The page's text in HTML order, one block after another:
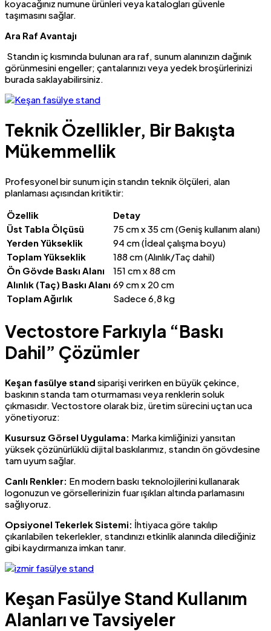
koyacağınız numune ürünleri veya katalogları güvenle
taşımasını sağlar.
Ara Raf Avantajı
Standın iç kısmında bulunan ara raf, sunum alanınızın dağınık
görünmesini engeller; çantalarınızı veya yedek broşürlerinizi
burada saklayabilirsiniz.
Teknik Özellikler, Bir Bakışta
Mükemmellik
Profesyonel bir sunum için standın teknik ölçüleri, alan
planlaması açısından kritiktir:
Özellik
Detay
Üst Tabla Ölçüsü
75 cm x 35 cm (Geniş kullanım alanı)
Yerden Yükseklik
94 cm (İdeal çalışma boyu)
Toplam Yükseklik
188 cm (Alınlık/Taç dahil)
Ön Gövde Baskı Alanı
151 cm x 88 cm
Alınlık (Taç) Baskı Alanı 69 cm x 20 cm
Toplam Ağırlık
Sadece 6,8 kg
Vectostore Farkıyla “Baskı
Dahil” Çözümler
Keşan fasülye stand siparişi verirken en büyük çekince,
baskının standa tam oturmaması veya renklerin soluk
çıkmasıdır. Vectostore olarak biz, üretim sürecini uçtan uca
yönetiyoruz:
Kusursuz Görsel Uygulama: Marka kimliğinizi yansıtan
yüksek çözünürlüklü dijital baskılarımız, standın ön gövdesine
tam uyum sağlar.
Canlı Renkler: En modern baskı teknolojilerini kullanarak
logonuzun ve görsellerinizin fuar ışıkları altında parlamasını
sağlıyoruz.
Opsiyonel Tekerlek Sistemi: İhtiyaca göre takılıp
çıkarılabilen tekerlekler, standınızı etkinlik alanında dilediğiniz
gibi kaydırmanıza imkan tanır.
Keşan Fasülye Stand Kullanım
Alanları ve Tavsiyeler